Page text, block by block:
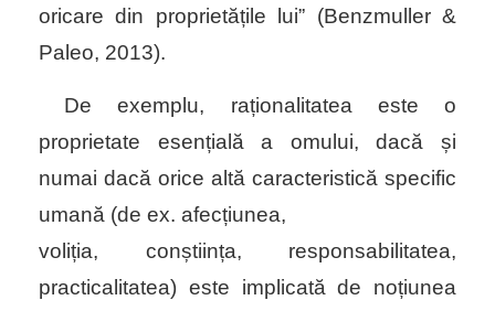
oricare din proprietățile lui” (Benzmuller &
Paleo, 2013).
De exemplu, raționalitatea este o
proprietate esențială a omului, dacă și
numai dacă orice altă caracteristică specific
umană (de ex. afecțiunea,
voliția, conștiința, responsabilitatea,
practicalitatea) este implicată de noțiunea